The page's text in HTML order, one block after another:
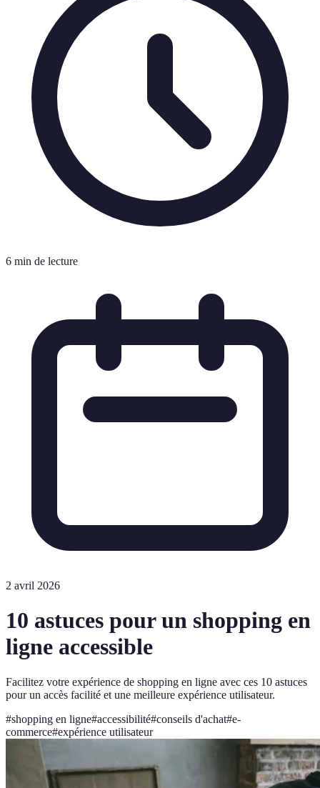
6 min de lecture
2 avril 2026
10 astuces pour un shopping en
ligne accessible
Facilitez votre expérience de shopping en ligne avec ces 10 astuces
pour un accès facilité et une meilleure expérience utilisateur.
#shopping en ligne#accessibilité#conseils d'achat#e-
commerce#expérience utilisateur